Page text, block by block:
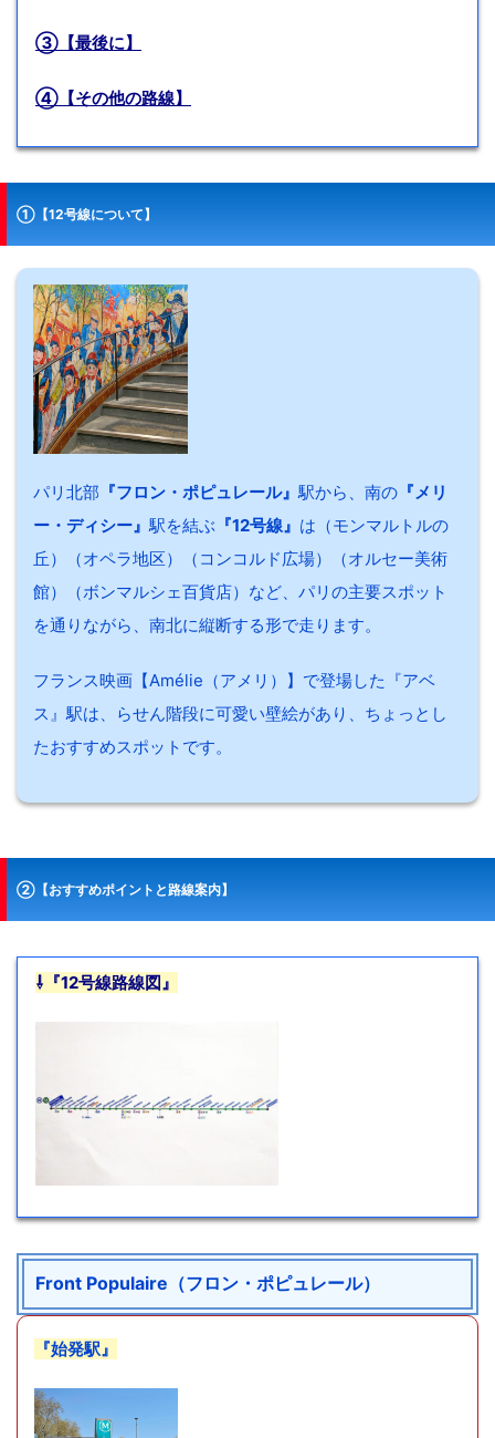
③【最後に】
④【その他の路線】
①【12号線について】
パリ北部 『フロン・ポピュレール』駅から、南の 『メリ
ー・ディシー』駅を結ぶ 『12号線』 は（モンマルトルの
丘）（オペラ地区）（コンコルド広場）（オルセー美術
館）（ボンマルシェ百貨店）など、パリの主要スポット
を通りながら、南北に縦断する形で走ります。
フランス映画【Amélie（アメリ）】で登場した『アベ
ス』駅は、らせん階段に可愛い壁絵があり、ちょっとし
たおすすめスポットです。
②【おすすめポイントと路線案内】
⇩『12号線路線図』
Front Populaire（フロン・ポピュレール）
『始発駅』